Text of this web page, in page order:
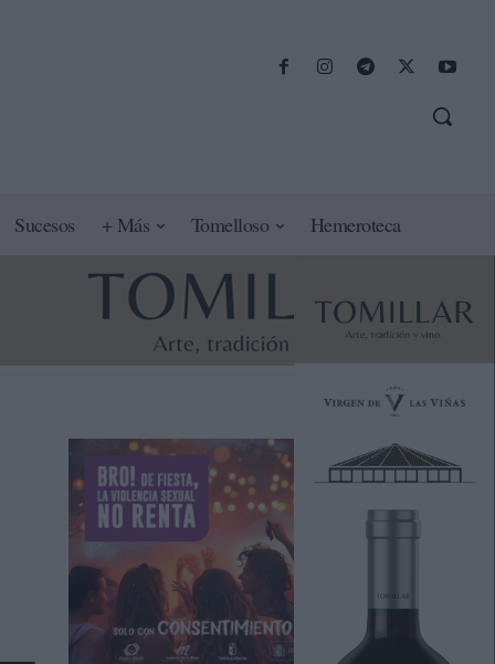
Sucesos + Más Tomelloso Hemeroteca